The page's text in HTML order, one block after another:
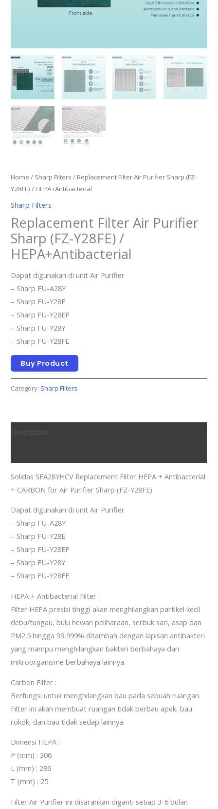
Home / Sharp Filters / Replacement Filter Air Purifier Sharp (FZ-
Y28FE) / HEPA+Antibacterial
Sharp Filters
Replacement Filter Air Purifier
Sharp (FZ-Y28FE) /
HEPA+Antibacterial
Dapat digunakan di unit Air Purifier
– Sharp FU-A28Y
– Sharp FU-Y28E
– Sharp FU-Y28EP
– Sharp FU-Y28Y
– Sharp FU-Y28FE
Buy Product
Category: Sharp Filters
Solidas SFA28YHCV Replacement Filter HEPA + Antibacterial
+ CARBON for Air Purifier Sharp (FZ-Y28FE)
Dapat digunakan di unit Air Purifier
– Sharp FU-A28Y
– Sharp FU-Y28E
– Sharp FU-Y28EP
– Sharp FU-Y28Y
– Sharp FU-Y28FE
HEPA + Antibacterial Filter :
Filter HEPA presisi tinggi akan menghilangkan partikel kecil
debu/tungau, bulu hewan peliharaan, serbuk sari, asap dan
PM2.5 hingga 99,999% ditambah dengan lapisan antibakteri
yang mampu menghilangkan bakteri berbahaya dan
mikroorganisme berbahaya lainnya.
Carbon Filter :
Berfungsi untuk menghilangkan bau pada sebuah ruangan.
Filter ini akan membuat ruangan tidak berbau apek, bau
rokok, dan bau tidak sedap lainnya
Dimensi HEPA :
P (mm) : 306
L (mm) : 286
T (mm) : 25
Filter Air Purifier ini disarankan diganti setiap 3-6 bulan